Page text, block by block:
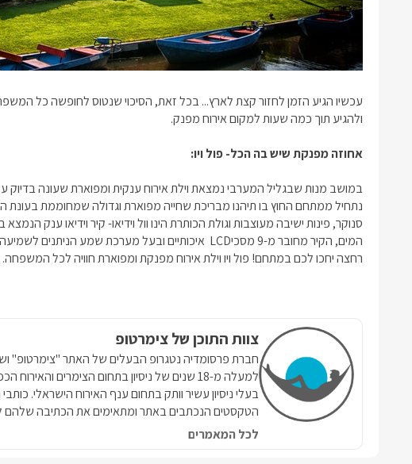
עכשיו הגיע הזמן לחזור קצת לארץ... בכל זאת, הסיכוי שנטוס לחופשה כל
ולהגיע תוך כמה שעות למקום אירוח מפנק.
אחוזה מפנקת שיש בה הכל- פול ויו:
במושב מנות שבגליל המערבי נמצאת וילת אירוח ענקית ומפוארת שעונה בדיוק
נתחיל ממתחם החוץ בו תיהנו מבריכת שחייה מפוארת וגדולה שמחוממת בעונת
סנוקר, פינות ישיבה מעוצבות וגולת הכותרת הינו וול וידיאו- קיר וידיאו ענק
רחצה יחכו לכם במתחם! פול ויו וילת אירוח מפנקת ומפוארת חוויה לכל המשפחה.
צוות התוכן של צימרטופ
למעלה מ-18 שנים של ניסיון בתחום הצימרים
בעלי ניסיון עשיר וותק בתחום ענף האירוח הישראלי.
הטקסטים הנכתבים באתר ומתאימים את הכתיבה שלהם
לכל המאמרים